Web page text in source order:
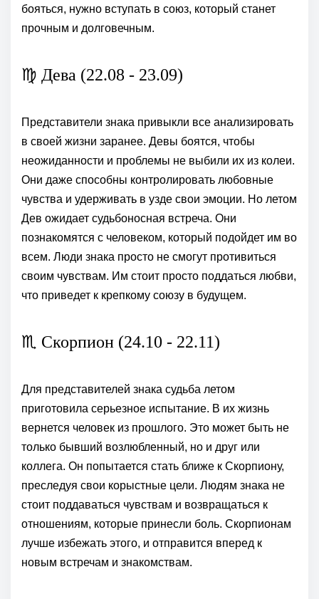
бояться, нужно вступать в союз, который станет
прочным и долговечным.
♍ Дева (22.08 - 23.09)
Представители знака привыкли все анализировать
в своей жизни заранее. Девы боятся, чтобы
неожиданности и проблемы не выбили их из колеи.
Они даже способны контролировать любовные
чувства и удерживать в узде свои эмоции. Но летом
Дев ожидает судьбоносная встреча. Они
познакомятся с человеком, который подойдет им во
всем. Люди знака просто не смогут противиться
своим чувствам. Им стоит просто поддаться любви,
что приведет к крепкому союзу в будущем.
♏ Скорпион (24.10 - 22.11)
Для представителей знака судьба летом
приготовила серьезное испытание. В их жизнь
вернется человек из прошлого. Это может быть не
только бывший возлюбленный, но и друг или
коллега. Он попытается стать ближе к Скорпиону,
преследуя свои корыстные цели. Людям знака не
стоит поддаваться чувствам и возвращаться к
отношениям, которые принесли боль. Скорпионам
лучше избежать этого, и отправится вперед к
новым встречам и знакомствам.